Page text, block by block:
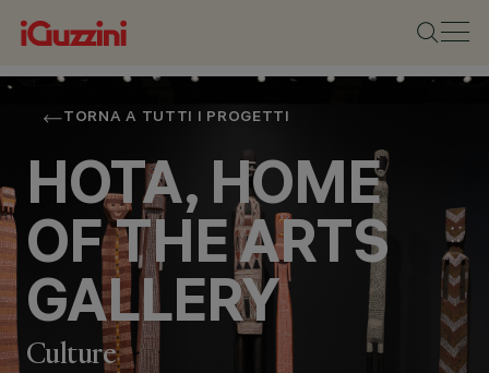
TORNA A TUTTI I PROGETTI
HOTA, HOME
OF THE ARTS
GALLERY
Culture